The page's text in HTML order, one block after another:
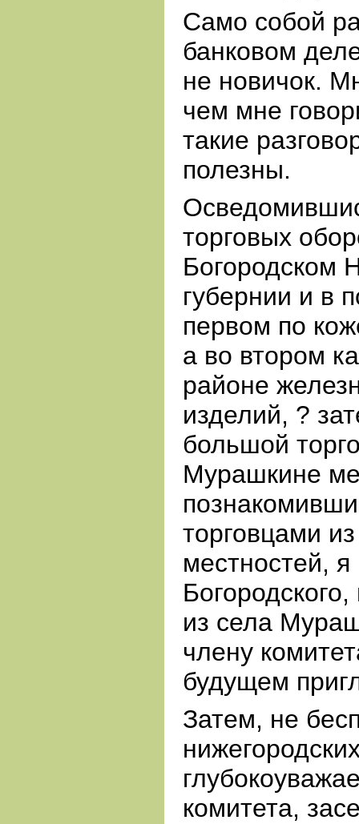
Само собой
банковом
не новичок.
чем мне
такие
полезны.
торговых
Богородском
губернии и в
первом по
а во втором
районе
изделий, ?
большой
Мурашкине
торговцами
местностей,
из села
члену
будущем
Затем, не
комитета,